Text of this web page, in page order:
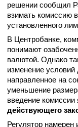
решении сообщил
взимать комиссию
установленного
В Центробанке,
понимают
валютой. Однако
изменение условий
направленное на
уменьшение
введение комиссии
действующего
Регулятор намерен